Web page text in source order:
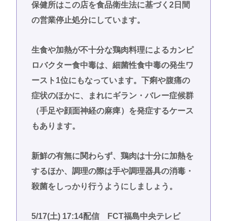
保健所はこの店を食品衛生法に基づく2日間
の営業停止処分にしています。
生食や加熱が不十分な鶏肉料理によるカンピ
ロバクター食中毒は、細菌性食中毒の発生ワ
ースト1位にもなっています。下痢や腹痛の
症状のほかに、まれにギラン・バレー症候群
（手足や顔面神経の麻痺）を発症するケース
もあります。
新鮮の有無に関わらず、鶏肉は十分に加熱を
するほか、調理の際は手や調理器具の消毒・
殺菌をしっかり行うようにしましょう。
5/17(土) 17:14配信 FCT福島中央テレビ